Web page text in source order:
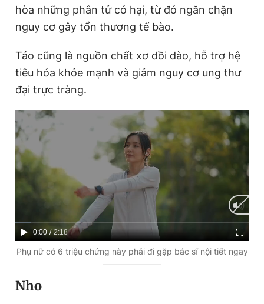
hòa những phân tử có hại, từ đó ngăn chặn
nguy cơ gây tổn thương tế bào.
Táo cũng là nguồn chất xơ dồi dào, hỗ trợ hệ
tiêu hóa khỏe mạnh và giảm nguy cơ ung thư
đại trực tràng.
C
u
r
0:00 / D
u
2:18
Phụ nữ có 6 triệu chứng này phải đi gặp bác sĩ nội tiết ngay
Nho